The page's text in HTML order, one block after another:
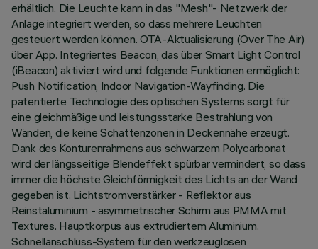
erhältlich. Die Leuchte kann in das "Mesh"- Netzwerk der
Anlage integriert werden, so dass mehrere Leuchten
gesteuert werden können. OTA-Aktualisierung (Over The Air)
über App. Integriertes Beacon, das über Smart Light Control
(iBeacon) aktiviert wird und folgende Funktionen ermöglicht:
Push Notification, Indoor Navigation-Wayfinding. Die
patentierte Technologie des optischen Systems sorgt für
eine gleichmäßige und leistungsstarke Bestrahlung von
Wänden, die keine Schattenzonen in Deckennähe erzeugt.
Dank des Konturenrahmens aus schwarzem Polycarbonat
wird der längsseitige Blendeffekt spürbar vermindert, so dass
immer die höchste Gleichförmigkeit des Lichts an der Wand
gegeben ist. Lichtstromverstärker - Reflektor aus
Reinstaluminium - asymmetrischer Schirm aus PMMA mit
Textures. Hauptkorpus aus extrudiertem Aluminium.
Schnellanschluss-System für den werkzeuglosen